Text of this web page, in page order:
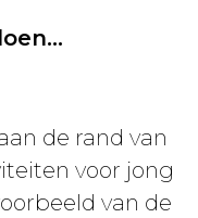
de rand van
voor jong
van de